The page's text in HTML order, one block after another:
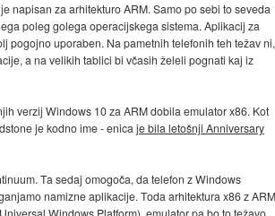
napisan za arhitekturo ARM. Samo po sebi to seveda
poleg golega operacijskega sistema. Aplikacij za
pogojno uporaben. Na pametnih telefonih teh težav ni,
a na velikih tablici bi včasih želeli pognati kaj iz
verzij Windows 10 za ARM dobila emulator x86. Kot
je kodno ime - enica je bila letošnji Anniversary
Ta sedaj omogoča, da telefon z Windows
namizne aplikacije. Toda arhitektura x86 z ARM